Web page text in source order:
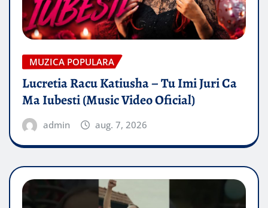
MUZICA POPULARA
Lucretia Racu Katiusha – Tu Imi Juri Ca
Ma Iubesti (Music Video Oficial)
admin aug. 7, 2026